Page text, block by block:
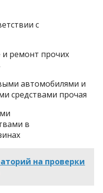
с
и ремонт прочих
автомобилями и
средствами прочая
в
на проверки